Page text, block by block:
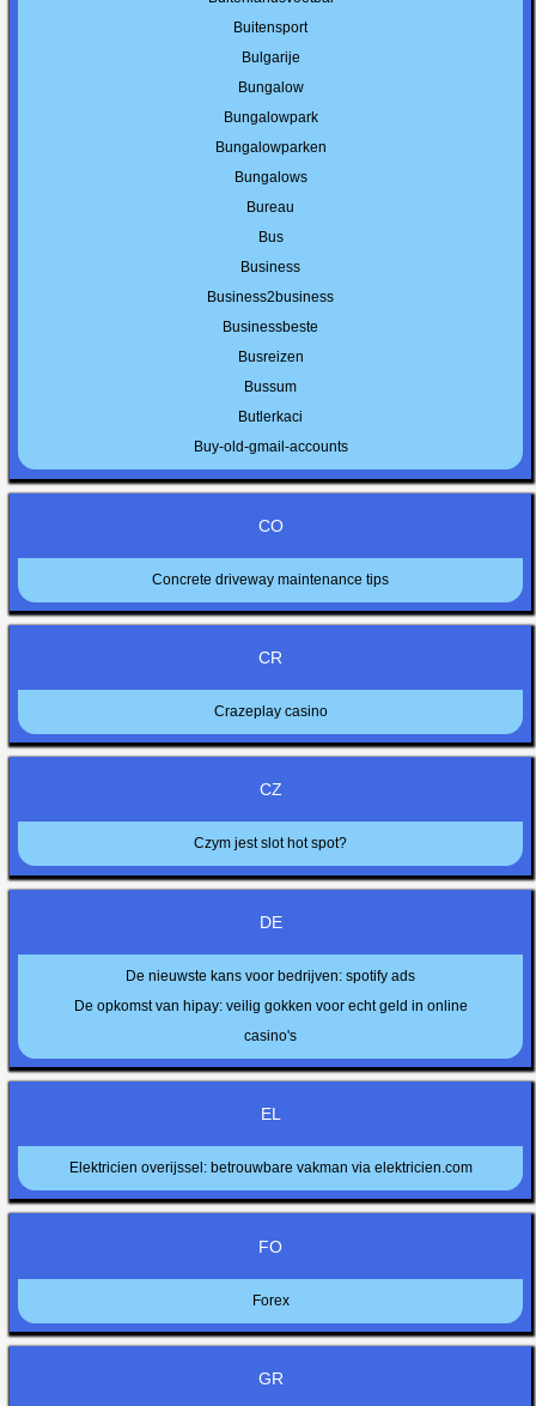
Buitensport
Bulgarije
Bungalow
Bungalowpark
Bungalowparken
Bungalows
Bureau
Bus
Business
Business2business
Businessbeste
Busreizen
Bussum
Butlerkaci
Buy-old-gmail-accounts
CO
Concrete driveway maintenance tips
CR
Crazeplay casino
CZ
Czym jest slot hot spot?
DE
De nieuwste kans voor bedrijven: spotify ads
De opkomst van hipay: veilig gokken voor echt geld in online
casino's
EL
Elektricien overijssel: betrouwbare vakman via elektricien.com
FO
Forex
GR